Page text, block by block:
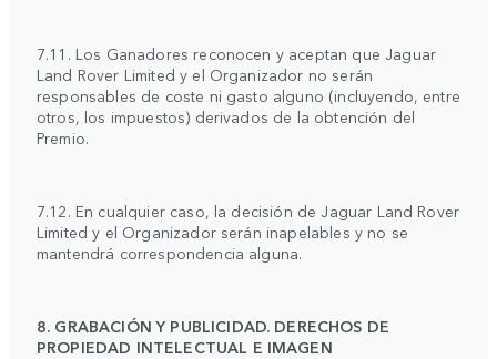
7.11. Los Ganadores reconocen y aceptan que Jaguar
Land Rover Limited y el Organizador no serán
responsables de coste ni gasto alguno (incluyendo, entre
otros, los impuestos) derivados de la obtención del
Premio.
7.12. En cualquier caso, la decisión de Jaguar Land Rover
Limited y el Organizador serán inapelables y no se
mantendrá correspondencia alguna.
8. GRABACIÓN Y PUBLICIDAD. DERECHOS DE
PROPIEDAD INTELECTUAL E IMAGEN